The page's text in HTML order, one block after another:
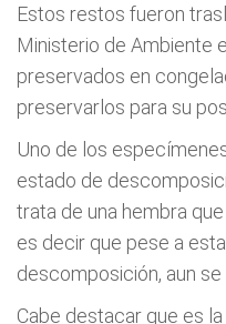
Estos restos fueron
Ministerio de Ambiente
preservados en
preservarlos para su
Uno de los
estado de
trata de una hembra
es decir que pese a
descomposición, aun
Cabe destacar que es